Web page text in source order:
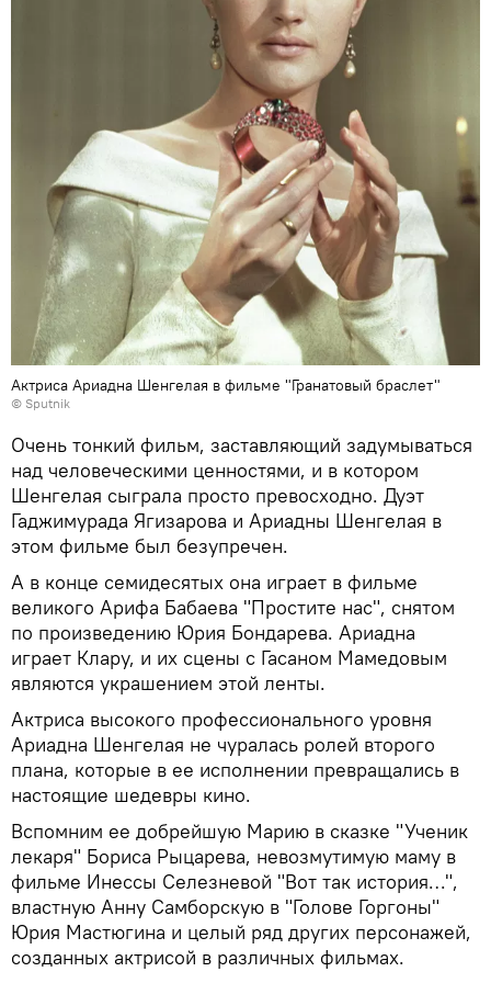
Актриса Ариадна Шенгелая в фильме "Гранатовый браслет"
© Sputnik
Очень тонкий фильм, заставляющий задумываться
над человеческими ценностями, и в котором
Шенгелая сыграла просто превосходно. Дуэт
Гаджимурада Ягизарова и Ариадны Шенгелая в
этом фильме был безупречен.
А в конце семидесятых она играет в фильме
великого Арифа Бабаева "Простите нас", снятом
по произведению Юрия Бондарева. Ариадна
играет Клару, и их сцены с Гасаном Мамедовым
являются украшением этой ленты.
Актриса высокого профессионального уровня
Ариадна Шенгелая не чуралась ролей второго
плана, которые в ее исполнении превращались в
настоящие шедевры кино.
Вспомним ее добрейшую Марию в сказке "Ученик
лекаря" Бориса Рыцарева, невозмутимую маму в
фильме Инессы Селезневой "Вот так история…",
властную Анну Самборскую в "Голове Горгоны"
Юрия Мастюгина и целый ряд других персонажей,
созданных актрисой в различных фильмах.